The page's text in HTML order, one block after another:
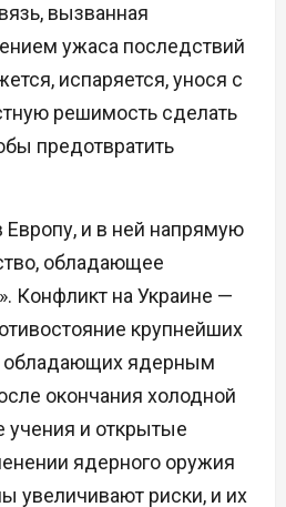
вызванная
ужаса последствий
испаряется, унося с
решимость сделать
предотвратить
Европу, и в ней напрямую
обладающее
Конфликт на Украине —
крупнейших
обладающих ядерным
окончания холодной
и открытые
ядерного оружия
увеличивают риски, и их